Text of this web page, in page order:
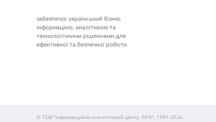
забезпечує український бізнес
інформацією, аналітикою та
технологічними рішеннями для
ефективної та безпечної роботи.
© ТОВ "інформаційно-аналітичний центр ЛІГА", 1991-2026.